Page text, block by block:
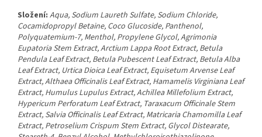
Složení: Aqua, Sodium Laureth Sulfate, Sodium Chloride,
Cocamidopropyl Betaine, Coco Glucoside, Panthenol,
Polyquatemium-7, Menthol, Propylene Glycol, Agrimonia
Eupatoria Stem Extract, Arctium Lappa Root Extract, Betula
Pendula Leaf Extract, Betula Pubescent Leaf Extract, Betula Alba
Leaf Extract, Urtica Dioica Leaf Extract, Equisetum Arvense Leaf
Extract, Althaea Officinalis Leaf Extract, Hamamelis Virginiana Leaf
Extract, Humulus Lupulus Extract, Achillea Millefolium Extract,
Hypericum Perforatum Leaf Extract, Taraxacum Officinale Stem
Extract, Salvia Officinalis Leaf Extract, Matricaria Chamomilla Leaf
Extract, Petroselium Crispum Stem Extract, Glycol Distearate,